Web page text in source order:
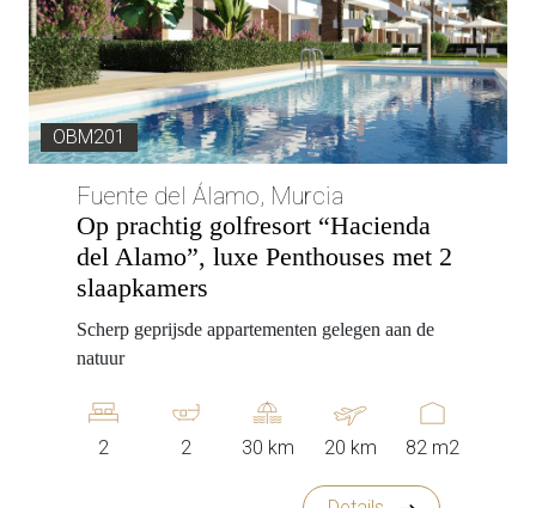
OBM201
Fuente del Álamo, Murcia
Op prachtig golfresort “Hacienda
del Alamo”, luxe Penthouses met 2
slaapkamers
Scherp geprijsde appartementen gelegen aan de
natuur
2 2 30 km 20 km 82 m2